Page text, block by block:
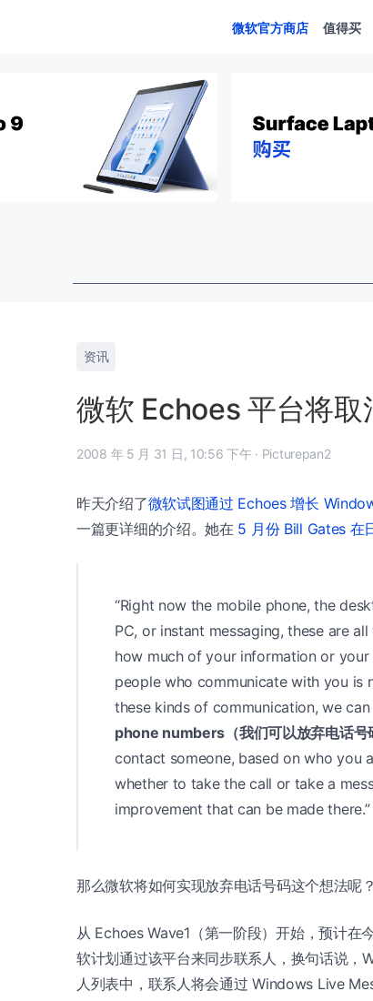
微软官方商店 值得买
资讯
微软 Echoes 平台将取
2008 年 5 月 31 日, 10:56 下午 · Picturepan2
昨天介绍了微软试图通过 Echoes 增长
一篇更详细的介绍。她在 5 月份 Bill Gates 在
“Right now the mobile phone, the
PC, or instant messaging, these are
how much of your information or
people who communicate with you
these kinds of communication, we
phone numbers（我们可以放弃电话号
contact someone, based on who you
whether to take the call or take a
improvement that can be made there.”
那么微软将如何实现放弃电话号码这个想法呢
从 Echoes Wave1（第一阶段）开始，预计
软计划通过该平台来同步联系人，换句话说
人列表中，联系人将会通过 Windows Live